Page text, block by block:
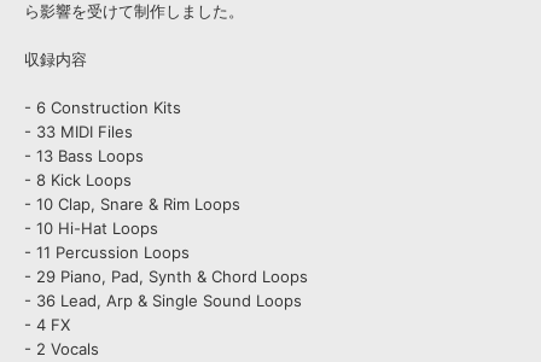
ら影響を受けて制作しました。
収録内容
- 6 Construction Kits
- 33 MIDI Files
- 13 Bass Loops
- 8 Kick Loops
- 10 Clap, Snare & Rim Loops
- 10 Hi-Hat Loops
- 11 Percussion Loops
- 29 Piano, Pad, Synth & Chord Loops
- 36 Lead, Arp & Single Sound Loops
- 4 FX
- 2 Vocals